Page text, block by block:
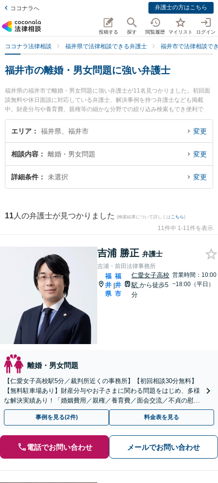
ココナラへ 弁護士の方はこちら
投稿する 探す 閲覧履歴 マイリスト ログイン
ココナラ法律相談 福井県で法律相談できる弁護士 福井市で法律相談で
福井市の離婚・男女問題に強い弁護士
福井県の福井市で離婚・男女問題に強い弁護士が11名見つかりました。初回面
談無料や休日面談に対応している弁護士、解決事例を持つ弁護士なども掲載
中。財産分与や養育費、親権等の細かな分野での絞り込み検索もでき便利で
す。特に吉浦・前田法律事務所の吉浦 勝正弁護士や弁護士法人ふくい総合法律
事務所の小前田 宙弁護士、二の宮法律事務所の河野 哲弁護士のプロフィール情
問題のトラブル解決の実績豊富な近くの弁護士を検索したい』『初回相談無料
で離婚・男女問題を法律相談できる福井市内の弁護士に相談予約したい』など
でお困りの相談者さんにおすすめです。
エリア 福井県、福井市 変更
相談内容 離婚・男女問題 変更
詳細条件 未選択 変更
11 人の弁護士が見つかりました (検索結果について詳しくは こちら)
11件中 1-11件を表示
吉浦 勝正 弁護士
吉浦・前田法律事務所
福
井
県
|
福
井
市
仁愛女子高校
駅 から徒歩5
分
営業時間：10:00
~18:00（平日）
離婚・男女問題
【仁愛女子高校駅5分／裁判所近くの事務所】【初回相談30分無料】
【無料駐車場あり】財産分与やお子さまに関わる問題をはじめ、多様
な解決実績あり！「婚姻費用／親権／養育費／面会交流／不貞の慰謝
料請求など」【当日・夜間・土日対応可（要相談）】
事例を見る(2件) 料金表を見る
電話でお問い合わせ メールでお問い合わせ